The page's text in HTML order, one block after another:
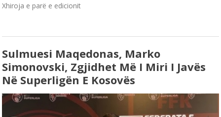
Xhiroja e parë e edicionit
Sulmuesi Maqedonas, Marko
Simonovski, Zgjidhet Më I Miri I Javës
Në Superligën E Kosovës